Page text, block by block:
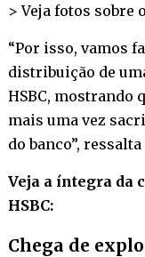
> Veja fotos sobre
“Por isso, vamos
distribuição de
HSBC, mostrando
mais uma vez
do banco”,
Veja a íntegra da
HSBC:
Chega de